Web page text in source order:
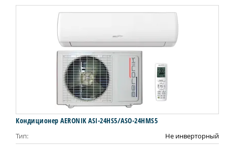
Кондиционер AERONIK ASI-24HS5/ASO-24HMS5
Тип:
Не инверторный